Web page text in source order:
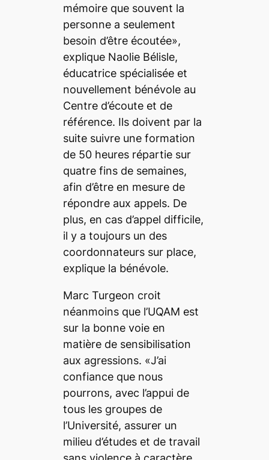
mémoire que souvent la
personne a seulement
besoin d’être écoutée»,
explique Naolie Bélisle,
éducatrice spécialisée et
nouvellement bénévole au
Centre d’écoute et de
référence. Ils doivent par la
suite suivre une formation
de 50 heures répartie sur
quatre fins de semaines,
afin d’être en mesure de
répondre aux appels. De
plus, en cas d’appel difficile,
il y a toujours un des
coordonnateurs sur place,
explique la bénévole.
Marc Turgeon croit
néanmoins que l’UQAM est
sur la bonne voie en
matière de sensibilisation
aux agressions. «J’ai
confiance que nous
pourrons, avec l’appui de
tous les groupes de
l’Université, assurer un
milieu d’études et de travail